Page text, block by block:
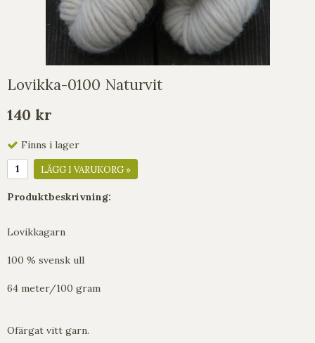
Lovikka-0100 Naturvit
140 kr
Finns i lager
LÄGG I VARUKORG »
Produktbeskrivning:
Lovikkagarn
100 % svensk ull
64 meter/100 gram
Ofärgat vitt garn.